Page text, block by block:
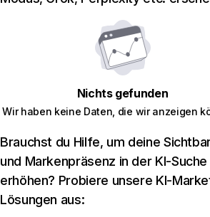
Nichts gefunden
Wir haben keine Daten, die wir anzeigen
Brauchst du Hilfe, um deine
und Markenpräsenz in der KI-Suche
erhöhen? Probiere unsere KI-
Lösungen aus: